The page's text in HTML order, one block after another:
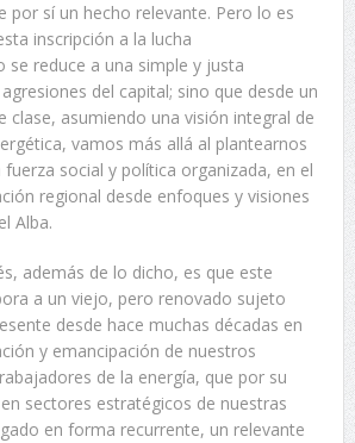
por sí un hecho relevante. Pero lo es
inscripción a la lucha
se reduce a una simple y justa
del capital; sino que desde un
clase, asumiendo una visión integral de
vamos más allá al plantearnos
social y política organizada, en el
regional desde enfoques y visiones
Alba.
además de lo dicho, es que este
a un viejo, pero renovado sujeto
desde hace muchas décadas en
y emancipación de nuestros
de la energía, que por su
sectores estratégicos de nuestras
en forma recurrente, un relevante